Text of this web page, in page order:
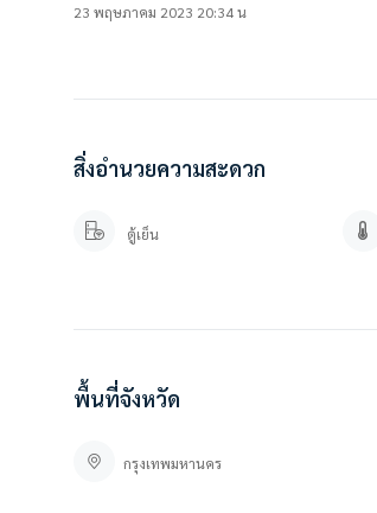
สุขุมวิท 77 แขวงสวนหลวง กรุงเทพมหานคร 10250
https://goo.gl/maps/w2gnPL8QczoPHxYPA
23 พฤษภาคม 2023 20:34 น
สิ่งอำนวยความสะดวก
ตู้เย็น
พื้นที่จังหวัด
กรุงเทพมหานคร